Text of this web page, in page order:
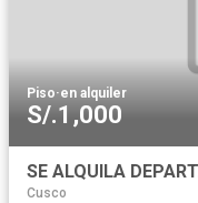
Piso·en alquiler
S/.1,000
Cusco